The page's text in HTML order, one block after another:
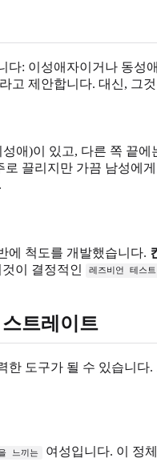
: 이성애자이거나 동
고 제안합니다. 대신, 그
애)이 있고, 다른 쪽 끝
끌리지만 가끔 남성에
에 척도를 개발했습니다.
이 결정적인
레즈비언 테스트
트레이트
한 도구가 될 수 있습니다.
느끼는
여성입니다. 이 정